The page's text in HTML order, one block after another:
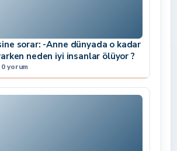
sorar: -Anne dünyada o kadar
neden iyi insanlar ölüyor ?
0 yorum